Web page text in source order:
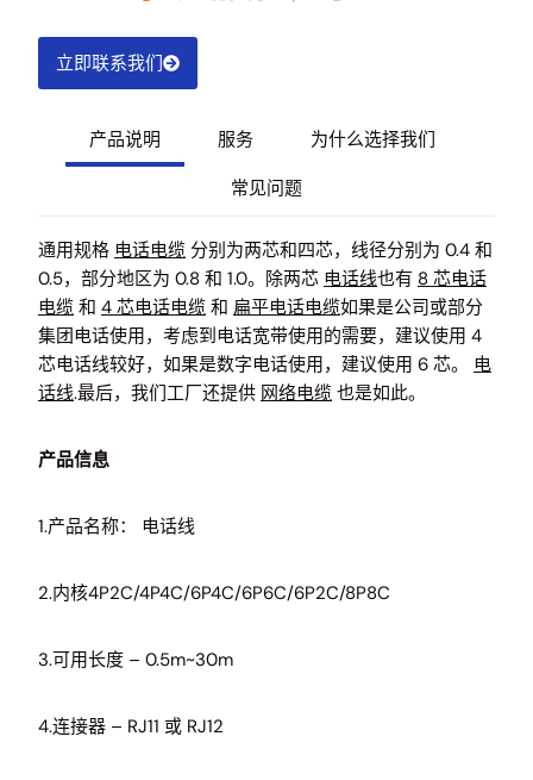
立即联系我们
产品说明 服务 为什么选择我们
常见问题
通用规格 电话电缆 分别为两芯和四芯，线径分别为 0.4 和
0.5，部分地区为 0.8 和 1.0。除两芯 电话线也有 8 芯电话
电缆 和 4 芯电话电缆 和 扁平电话电缆如果是公司或部分
集团电话使用，考虑到电话宽带使用的需要，建议使用 4
芯电话线较好，如果是数字电话使用，建议使用 6 芯。 电
话线.最后，我们工厂还提供 网络电缆 也是如此。
产品信息
1.产品名称： 电话线
2.内核4P2C/4P4C/6P4C/6P6C/6P2C/8P8C
3.可用长度 – 0.5m~30m
4.连接器 – RJ11 或 RJ12